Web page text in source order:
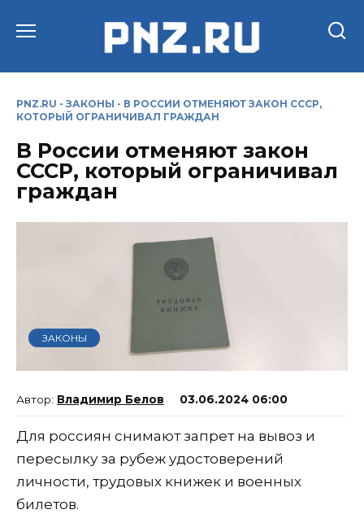
PNZ.RU - ЗАКОНЫ - В РОССИИ ОТМЕНЯЮТ ЗАКОН СССР,
КОТОРЫЙ ОГРАНИЧИВАЛ ГРАЖДАН
В России отменяют закон
СССР, который ограничивал
граждан
ЗАКОНЫ
Владимир Белов 03.06.2024 06:00
Для россиян снимают запрет на вывоз и
пересылку за рубеж удостоверений
личности, трудовых книжек и военных
билетов.